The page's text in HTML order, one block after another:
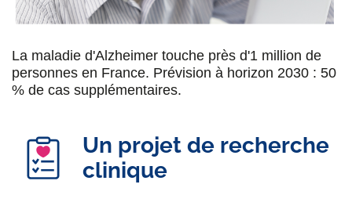
u
F
a
e
b
u
T
w
t
t
u
L
i
k
e
a
E
m
i
La maladie d'Alzheimer touche près d'1 million de
personnes en France. Prévision à horizon 2030 : 50
% de cas supplémentaires.
Un projet de recherche
clinique